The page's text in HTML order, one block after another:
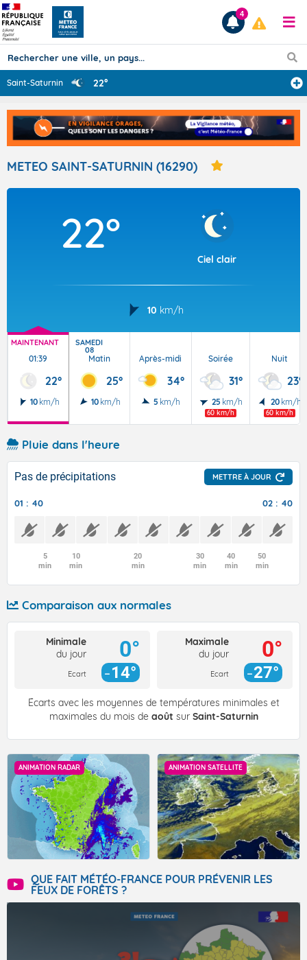
Prévisions
TOUS LES RÉSULTATS
Articles
4
Saint-Saturnin 22°
METEO SAINT-SATURNIN (16290)
22°
Ciel clair
10 km/h
MAINTENANT
01:39
22°
10 km/h
SAMEDI
08
Matin
25°
10 km/h
Après-midi
34°
5 km/h
Soirée
31°
25 km/h
60 km/h
Nuit
23°
20 km/h
60 km/h
Pluie dans l'heure
Pas de précipitations METTRE À JOUR
01 : 40 02 : 40
5
min
10
min
20
min
30
min
40
min
50
min
Comparaison aux normales
Minimale
du jour
Ecart
0°
14°
Maximale
du jour
Ecart
0°
27°
Écarts avec les moyennes de températures minimales et
maximales du mois de août sur Saint-Saturnin
ANIMATION RADAR ANIMATION SATELLITE
QUE FAIT MÉTÉO-FRANCE POUR PRÉVENIR LES
FEUX DE FORÊTS ?